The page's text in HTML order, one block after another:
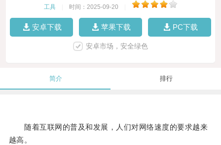
工具 时间：2025-09-20
安卓下载 苹果下载 PC下载
安卓市场，安全绿色
简介 排行
随着互联网的普及和发展，人们对网络速度的要求越来
越高。